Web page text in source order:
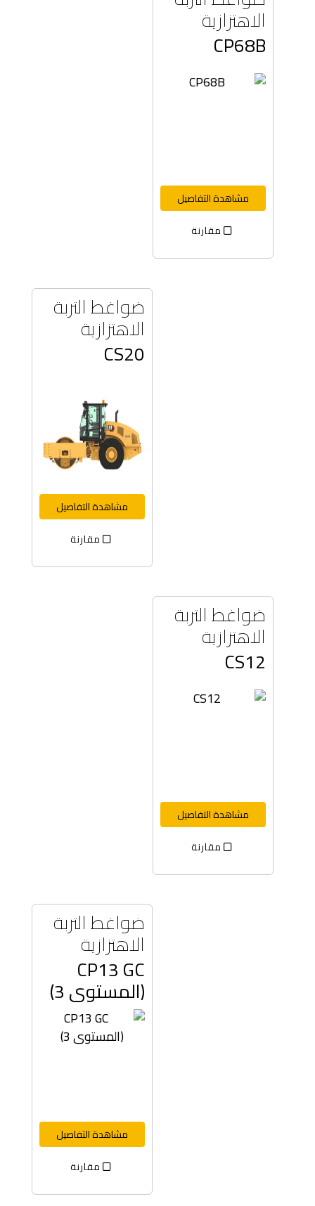
الاهتزازية
CP68B
مشاهدة التفاصيل
مقارنة
ضواغط التربة
الاهتزازية
CS20
مشاهدة التفاصيل
مقارنة
ضواغط التربة
الاهتزازية
CS12
مشاهدة التفاصيل
مقارنة
ضواغط التربة
الاهتزازية
CP13 GC
(المستوى 3)
مشاهدة التفاصيل
مقارنة